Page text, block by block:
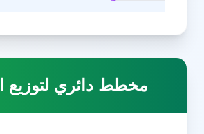
مخطط دائري لتوزيع